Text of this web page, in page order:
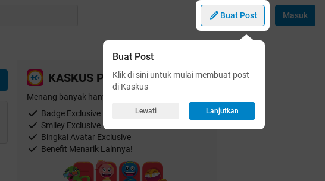
Buat Post
Buat Post
Klik di sini untuk mulai membuat post
di Kaskus
Lewati Lanjutkan
Masuk
KASKUS Plus
Menang banyak hanya dengan
Badge Exclusive
Smiley Exclusive
Bingkai Avatar Exclusive
Benefit Menarik Lainnya!